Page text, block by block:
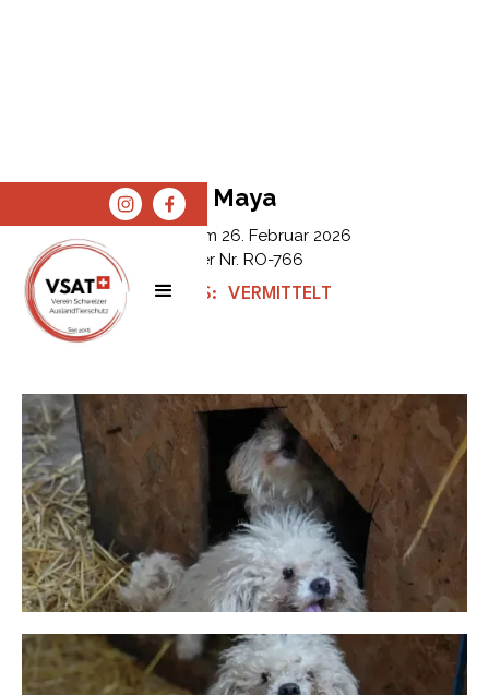
SPENDEN
SHOP
Maya
Erfasst am 26. Februar 2026
Tier Nr. RO-766
STATUS: VERMITTELT